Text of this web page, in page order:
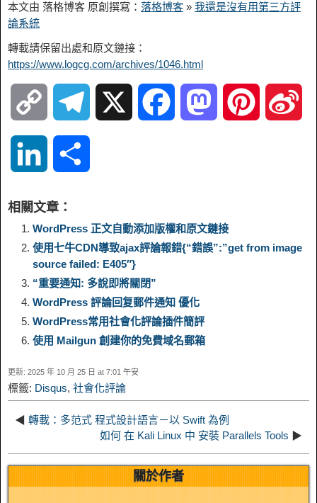
本文由 落格博客 原創撰寫： 落格博客 » 我還是沒有用第三方評
論系統
轉載請保留出處和原文鏈接：
https://www.logcg.com/archives/1046.html
o
y
L
i
n
g
r
a
b
o
o e
n
k
e
d
I
a
r
e
相關文章：
WordPress 正文自動添加版權和原文鏈接
使用七牛CDN導致ajax評論報錯{“錯誤”:”get from image
source failed: E405″}
“重要通知: 多說即將關閉”
WordPress 評論回复郵件通知 優化
WordPress常用社會化評論插件簡評
使用 Mailgun 創建你的免費域名郵箱
更新: 2025 年 10 月 25 日 at 7:01 午安
標籤: Disqus, 社會化評論
◀ 轉載：多范式 程式設計語言－以 Swift 為例
如何 在 Kali Linux 中 安裝 Parallels Tools ▶
關於作者